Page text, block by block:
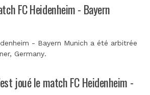
FC Heidenheim - Bayern
- Bayern Munich a été arbitrée
Germany.
joué le match FC Heidenheim -